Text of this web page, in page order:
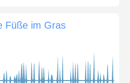
Füße im Gras